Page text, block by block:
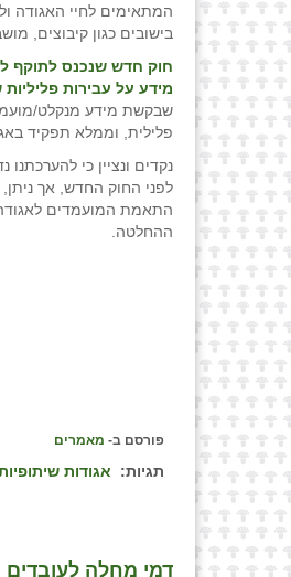
המתאימים לחיי האגודה
בישובים כגון קיבוצים,
חוק חדש שנכנס לתוקף
מידע על עבירות
שבקשת מידע מנקלט/
פלילית, וממלא תפקיד
נקדים ונציין כי
לפני החוק החדש, אך
התאמת המועמדים
ההחלטה.
פורסם ב- מאמרים
תגיות: אגודות
דמי מחלה